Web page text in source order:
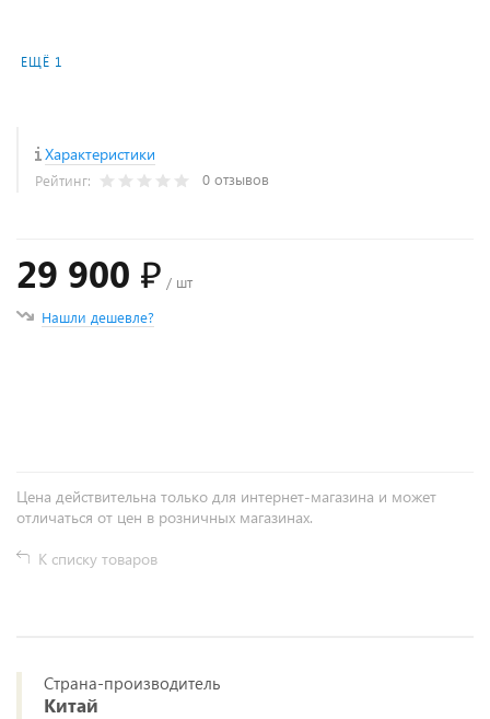
ЕЩЁ 1
Характеристики
Рейтинг: 0 отзывов
29 900 ₽ / шт
Нашли дешевле?
Цена действительна только для интернет-магазина и может
отличаться от цен в розничных магазинах.
К списку товаров
Страна-производитель
Китай